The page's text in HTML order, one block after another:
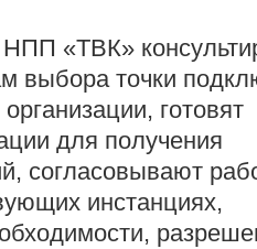
«ТВК»
выбора точки
готовят
для получения
согласовывают
инстанциях,